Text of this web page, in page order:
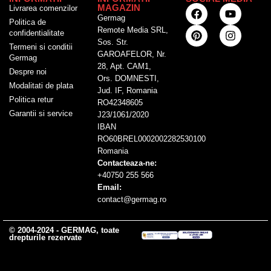
Livrarea comenzilor
Politica de
confidentialitate
Termeni si conditii
Germag
Despre noi
Modalitati de plata
Politica retur
Garantii si service
MAGAZIN
Germag
Remote Media SRL,
Sos. Str.
GAROAFELOR, Nr.
28, Apt. CAM1,
Ors. DOMNESTI,
Jud. IF, Romania
RO42348605
J23/1061/2020
IBAN
RO60BREL0002002282530100
Romania
Contacteaza-ne:
+40750 255 566
Email:
contact@germag.ro
© 2004-2024 - GERMAG, toate
drepturile rezervate